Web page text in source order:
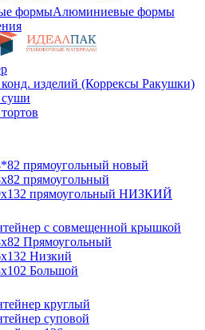
Алюминиевые формы
изделий (Коррексы Ракушки)
суши
прямоугольный новый
прямоугольный
прямоугольный НИЗКИЙ
с совмещенной крышкой
Прямоугольный
Низкий
Большой
круглый
суповой